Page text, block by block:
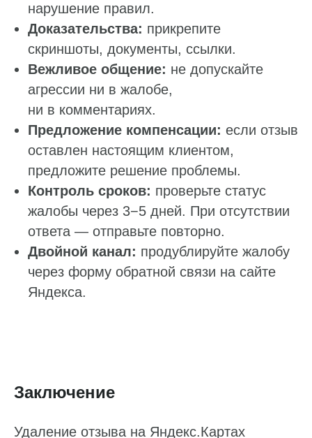
нарушение правил.
Доказательства: прикрепите
скриншоты, документы, ссылки.
Вежливое общение: не допускайте
агрессии ни в жалобе,
ни в комментариях.
Предложение компенсации: если отзыв
оставлен настоящим клиентом,
предложите решение проблемы.
Контроль сроков: проверьте статус
жалобы через 3−5 дней. При отсутствии
ответа — отправьте повторно.
Двойной канал: продублируйте жалобу
через форму обратной связи на сайте
Яндекса.
Заключение
Удаление отзыва на Яндекс.Картах
Партнерам
ИТ-аккредитация
Тарифы
Статьи про геомаркетинг
Кейсы наших клиентов
Платформы
FAQ по сервису
Генератор ответов на отзывы
ООО «ПОИНТЕР»
Адрес: 192029, г. Санкт-Петербург, ул. Седова, дом 11, лит. А,
© Поинтер, 2019–2026